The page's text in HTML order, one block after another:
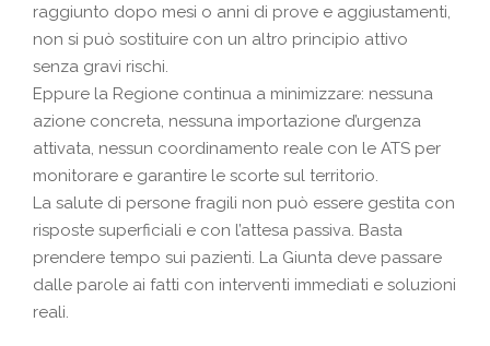
raggiunto dopo mesi o anni di prove e aggiustamenti,
non si può sostituire con un altro principio attivo
senza gravi rischi.
Eppure la Regione continua a minimizzare: nessuna
azione concreta, nessuna importazione d’urgenza
attivata, nessun coordinamento reale con le ATS per
monitorare e garantire le scorte sul territorio.
La salute di persone fragili non può essere gestita con
risposte superficiali e con l’attesa passiva. Basta
prendere tempo sui pazienti. La Giunta deve passare
dalle parole ai fatti con interventi immediati e soluzioni
reali.